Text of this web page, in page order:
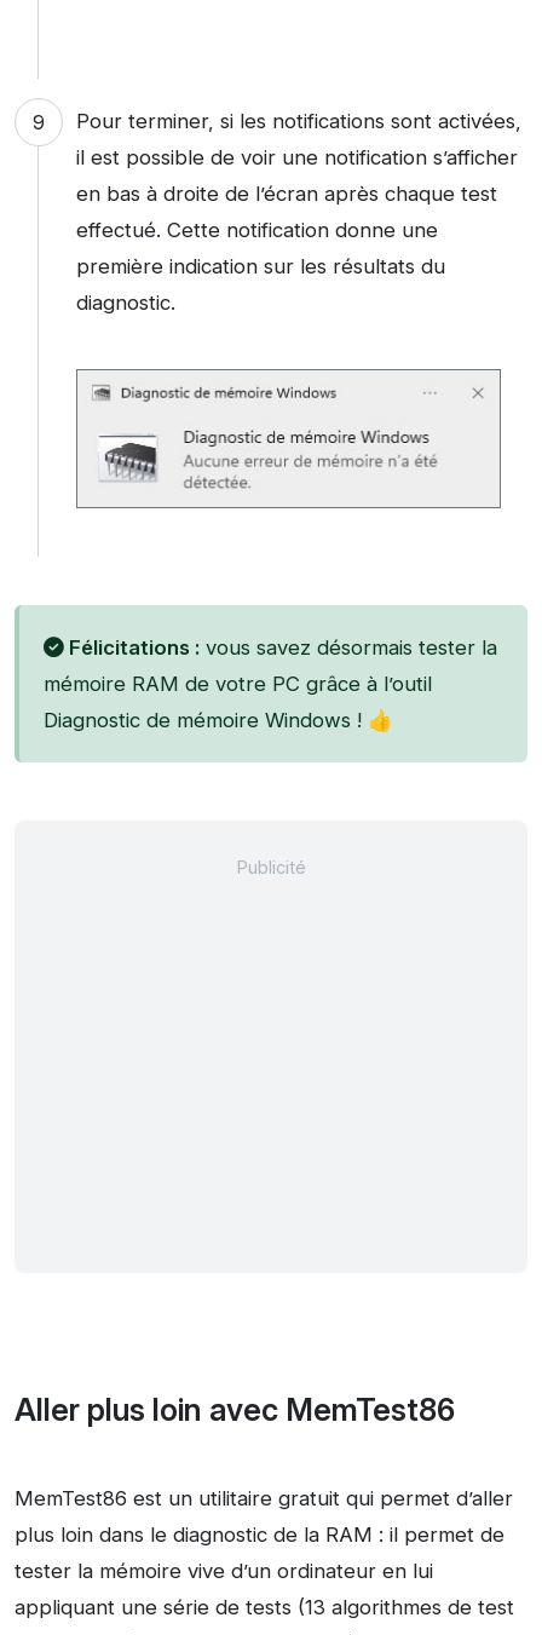
Pour terminer, si les notifications sont activées,
il est possible de voir une notification s’afficher
en bas à droite de l’écran après chaque test
effectué. Cette notification donne une
première indication sur les résultats du
diagnostic.
Félicitations : vous savez désormais tester la
mémoire RAM de votre PC grâce à l’outil
Diagnostic de mémoire Windows ! 👍
Aller plus loin avec MemTest86
MemTest86 est un utilitaire gratuit qui permet d’aller
plus loin dans le diagnostic de la RAM : il permet de
tester la mémoire vive d’un ordinateur en lui
appliquant une série de tests (13 algorithmes de test